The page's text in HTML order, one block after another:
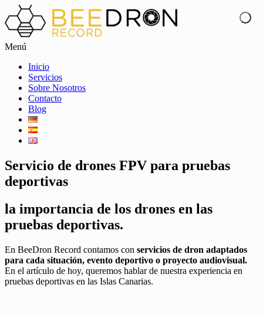
Menú
Inicio
Servicios
Sobre Nosotros
Contacto
Blog
Servicio de drones FPV para pruebas
deportivas
la importancia de los drones en las
pruebas deportivas.
En BeeDron Record contamos con servicios de dron adaptados
para cada situación, evento deportivo o proyecto audiovisual.
En el artículo de hoy, queremos hablar de nuestra experiencia en
pruebas deportivas en las Islas Canarias.